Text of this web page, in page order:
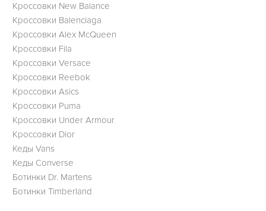
Кроссовки New Balance
Кроссовки Balenciaga
Кроссовки Alex McQueen
Кроссовки Fila
Кроссовки Versace
Кроссовки Reebok
Кроссовки Asics
Кроссовки Puma
Кроссовки Under Armour
Кроссовки Dior
Кеды Vans
Кеды Converse
Ботинки Dr. Martens
Ботинки Timberland